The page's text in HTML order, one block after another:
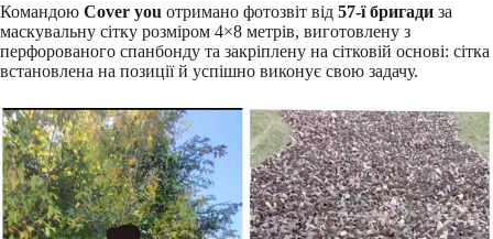
Командою Cover you отримано фотозвіт від 57-ї бригади за
маскувальну сітку розміром 4×8 метрів, виготовлену з
перфорованого спанбонду та закріплену на сітковій основі: сітка
встановлена на позиції й успішно виконує свою задачу.